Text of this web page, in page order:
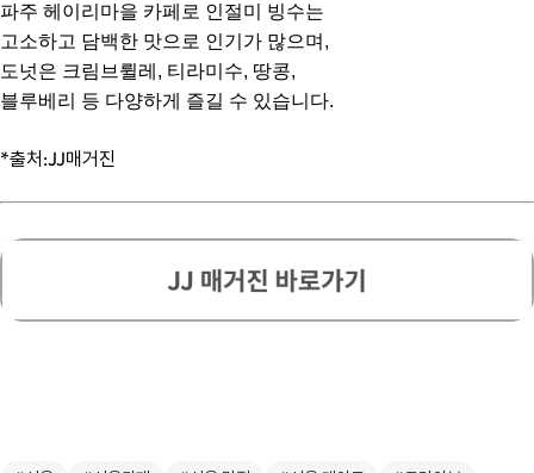
파주 헤이리마을 카페로 인절미 빙수는
고소하고 담백한 맛으로 인기가 많으며,
도넛은 크림브륄레, 티라미수, 땅콩,
블루베리 등 다양하게 즐길 수 있습니다.
*출처:JJ매거진